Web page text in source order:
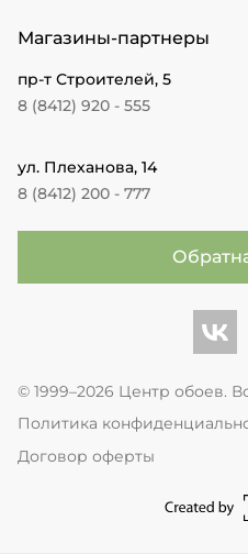
Магазины-партнеры
пр-т Строителей, 5
8 (8412) 920 - 555
ул. Плеханова, 14
8 (8412) 200 - 777
© 1999–2026 Центр обоев.
Политика
Договор оферты
перейти